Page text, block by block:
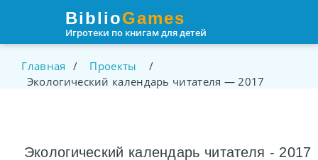
Пролистать
контента
BiblioGames
Игротеки по книгам для детей
Главная / Проекты
/
Экологический календарь читателя — 2017
Экологический календарь читателя - 2017